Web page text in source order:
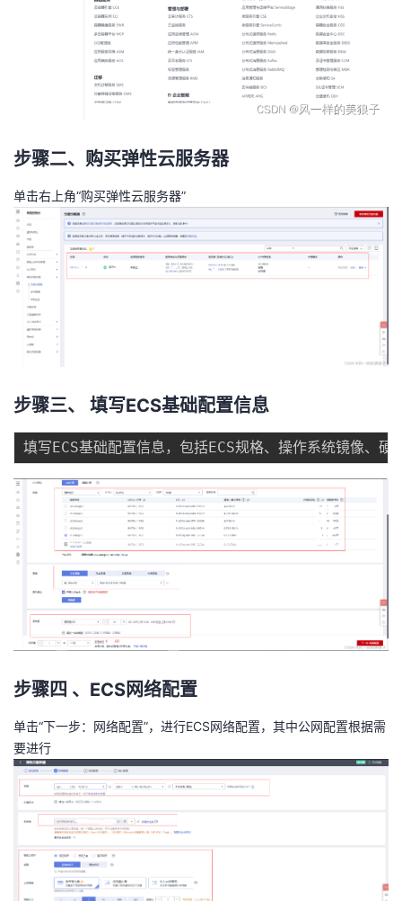
步骤二、购买弹性云服务器
单击右上角“购买弹性云服务器”
步骤三、 填写ECS基础配置信息
步骤四 、ECS网络配置
单击“下一步：网络配置”，进行ECS网络配置，其中公网配置根据需
要进行